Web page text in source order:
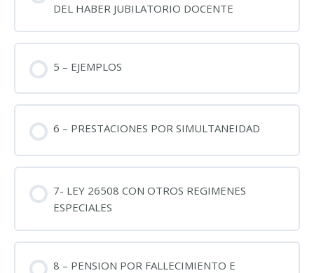
DEL HABER JUBILATORIO DOCENTE
5 – EJEMPLOS
6 – PRESTACIONES POR SIMULTANEIDAD
7- LEY 26508 CON OTROS REGIMENES
ESPECIALES
8 – PENSION POR FALLECIMIENTO E